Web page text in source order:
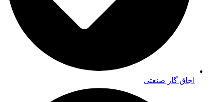
اجاق گاز صنعتی